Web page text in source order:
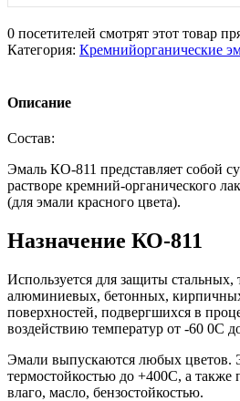
0 посетителей смотрят этот товар
Категория: Кремнийорганические
Описание
Состав:
Эмаль КО-811 представляет собой
растворе кремний-органического
(для эмали красного цвета).
Назначение КО-811
Используется для защиты стальных,
алюминиевых, бетонных,
поверхностей, подвергшихся в
воздействию температур от -60 0С
Эмали выпускаются любых цветов.
термостойкостью до +400С, а
влаго, масло, бензостойкостью.